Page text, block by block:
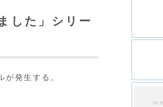
した」シリー
発生する。